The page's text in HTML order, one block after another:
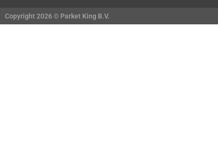
Copyright 2026 © Parket King B.V.